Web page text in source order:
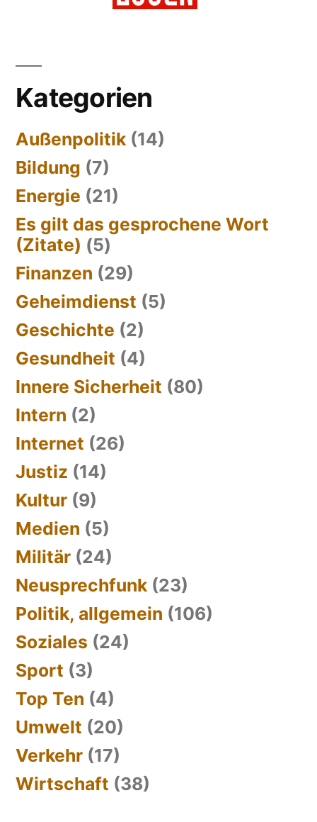
Kategorien
Außenpolitik (14)
Bildung (7)
Energie (21)
Es gilt das gesprochene Wort
(Zitate) (5)
Finanzen (29)
Geheimdienst (5)
Geschichte (2)
Gesundheit (4)
Innere Sicherheit (80)
Intern (2)
Internet (26)
Justiz (14)
Kultur (9)
Medien (5)
Militär (24)
Neusprechfunk (23)
Politik, allgemein (106)
Soziales (24)
Sport (3)
Top Ten (4)
Umwelt (20)
Verkehr (17)
Wirtschaft (38)